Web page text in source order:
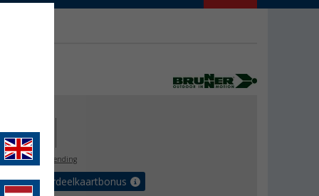
BTWgratis verzending
de voordeelkaartbonus